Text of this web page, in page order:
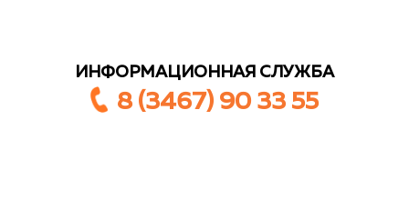
ИНФОРМАЦИОННАЯ СЛУЖБА
8 (3467) 90 33 55